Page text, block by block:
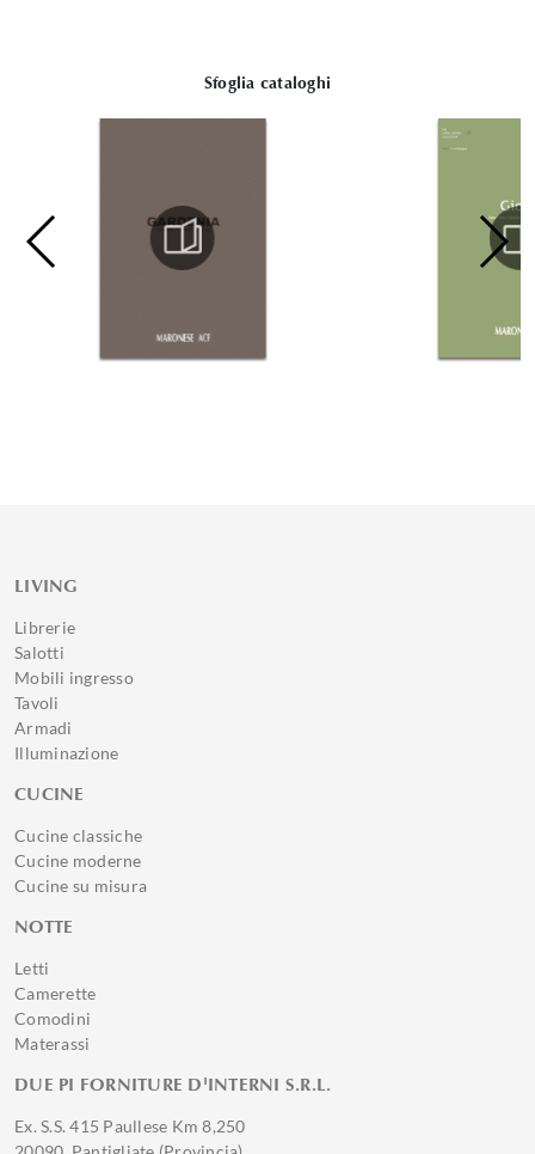
Sfoglia cataloghi
LIVING
Librerie
Salotti
Mobili ingresso
Tavoli
Armadi
Illuminazione
CUCINE
Cucine classiche
Cucine moderne
Cucine su misura
NOTTE
Letti
Camerette
Comodini
Materassi
DUE PI FORNITURE D'INTERNI S.R.L.
Ex. S.S. 415 Paullese Km 8,250